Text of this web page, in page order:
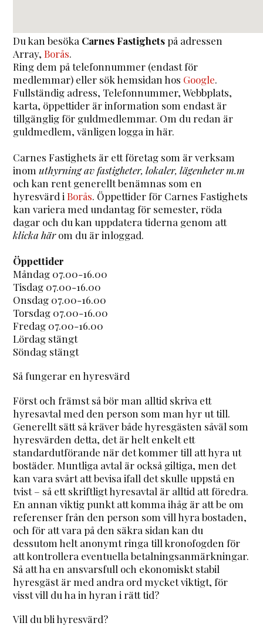
Du kan besöka Carnes Fastighetspå adressen
Array,Borås.
Ring dem på telefonnummer (endast för
medlemmar) eller sök hemsidan hos Google.
Fullständig adress, Telefonnummer, Webbplats,
karta, öppettider är information som endast är
tillgänglig för guldmedlemmar. Om du redan är
guldmedlem, vänligen logga in här.
Carnes Fastighets är ett företag som är verksam
inomuthyrning av fastigheter, lokaler, lägenheter m.m
och kan rent generellt benämnas som en
hyresvärd iBorås. Öppettider för Carnes Fastighets
kan variera med undantag för semester, röda
dagar och du kan uppdatera tiderna genom att
klicka härom du är inloggad.
Öppettider
Måndag 07.00-16.00
Tisdag 07.00-16.00
Onsdag 07.00-16.00
Torsdag 07.00-16.00
Fredag 07.00-16.00
Lördag stängt
Söndag stängt
Så fungerar en hyresvärd
Först och främst så bör man alltid skriva ett
hyresavtal med den person som man hyr ut till.
Generellt sätt så kräver både hyresgästen såväl som
hyresvärden detta, det är helt enkelt ett
standardutförande när det kommer till att hyra ut
bostäder. Muntliga avtal är också giltiga, men det
kan vara svårt att bevisa ifall det skulle uppstå en
tvist – så ett skriftligt hyresavtal är alltid att föredra.
En annan viktig punkt att komma ihåg är att be om
referenser från den person som vill hyra bostaden,
och för att vara på den säkra sidan kan du
dessutom helt anonymt ringa till kronofogden för
att kontrollera eventuella betalningsanmärkningar.
Så att ha en ansvarsfull och ekonomiskt stabil
hyresgäst är med andra ord mycket viktigt, för
visst vill du ha in hyran i rätt tid?
Vill du bli hyresvärd?